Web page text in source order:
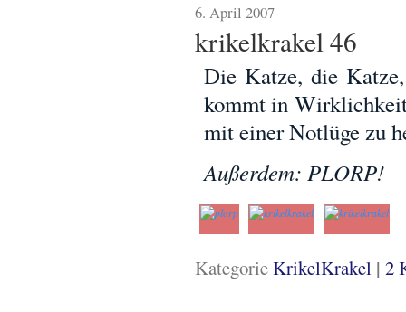
6. April 2007
krikelkrakel 46
Die Katze, die
kommt in
mit einer Notlüge zu
Außerdem: PLORP!
KategorieKrikelKrakel | 2